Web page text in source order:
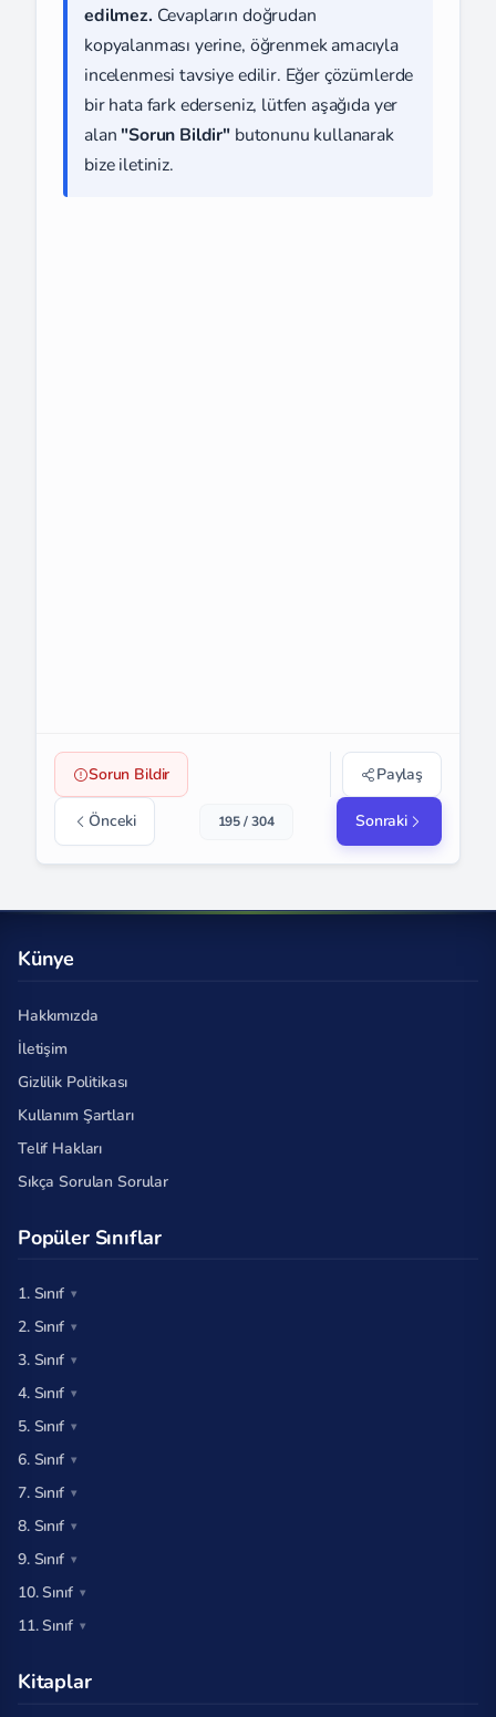
edilmez. Cevapların doğrudan
kopyalanması yerine, öğrenmek amacıyla
incelenmesi tavsiye edilir. Eğer çözümlerde
bir hata fark ederseniz, lütfen aşağıda yer
alan "Sorun Bildir" butonunu kullanarak
bize iletiniz.
Sorun Bildir Paylaş
Önceki 195 / 304 Sonraki
Künye
Hakkımızda
İletişim
Gizlilik Politikası
Kullanım Şartları
Telif Hakları
Sıkça Sorulan Sorular
Popüler Sınıflar
1. Sınıf
2. Sınıf
3. Sınıf
4. Sınıf
5. Sınıf
6. Sınıf
7. Sınıf
8. Sınıf
9. Sınıf
10. Sınıf
11. Sınıf
Kitaplar